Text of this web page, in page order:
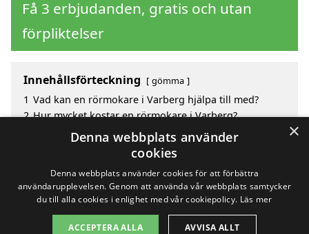
Få 3 erbjudanden, gratis och utan
förpliktelser
Innehållsförteckning gömma
1 Vad kan en rörmokare i Varberg hjälpa till med?
2 Hur mycket kostar en rörmokare i Varberg?
Fördelar med att välja rörmokare i Varberg
Sök efter en skicklig rörmokare i de omgivande
Copyright 2026 - Pilanto Aps
×
Denna webbplats använder
cookies
Denna webbplats använder cookies för att förbättra
användarupplevelsen. Genom att använda vår webbplats samtycker
du till alla cookies i enlighet med vår cookiepolicy. Läs mer
ACCEPTERA ALLA AVVISA ALLT